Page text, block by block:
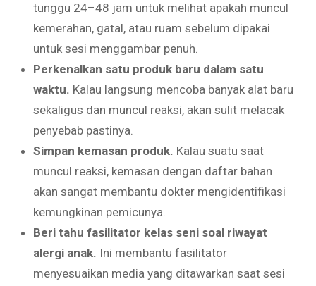
tunggu 24–48 jam untuk melihat apakah muncul
kemerahan, gatal, atau ruam sebelum dipakai
untuk sesi menggambar penuh.
Perkenalkan satu produk baru dalam satu
waktu. Kalau langsung mencoba banyak alat baru
sekaligus dan muncul reaksi, akan sulit melacak
penyebab pastinya.
Simpan kemasan produk. Kalau suatu saat
muncul reaksi, kemasan dengan daftar bahan
akan sangat membantu dokter mengidentifikasi
kemungkinan pemicunya.
Beri tahu fasilitator kelas seni soal riwayat
alergi anak. Ini membantu fasilitator
menyesuaikan media yang ditawarkan saat sesi